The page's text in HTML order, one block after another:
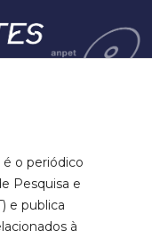
é o periódico
Pesquisa e
e publica
à